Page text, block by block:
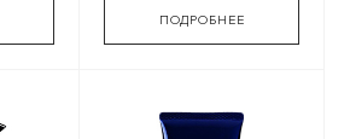
ПОДРОБНЕЕ